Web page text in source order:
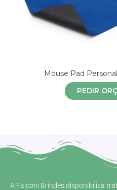
Mouse Pad
PEDIR
A Falconi Brindes disponibiliza